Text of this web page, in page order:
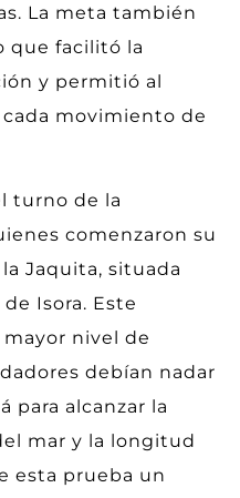
La meta también
que facilitó la
y permitió al
movimiento de
turno de la
comenzaron su
Jaquita, situada
Isora. Este
nivel de
debían nadar
para alcanzar la
mar y la longitud
esta prueba un